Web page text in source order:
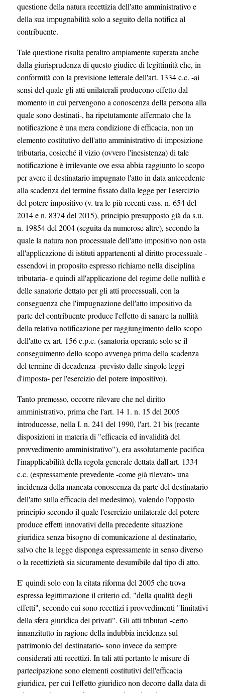
questione della natura recettizia dell'atto amministrativo e
della sua impugnabilità solo a seguito della notifica al
contribuente.
Tale questione risulta peraltro ampiamente superata anche
dalla giurisprudenza di questo giudice di legittimità che, in
conformità con la previsione letterale dell'art. 1334 c.c. -ai
sensi del quale gli atti unilaterali producono effetto dal
momento in cui pervengono a conoscenza della persona alla
quale sono destinati-, ha ripetutamente affermato che la
notificazione è una mera condizione di efficacia, non un
elemento costitutivo dell'atto amministrativo di imposizione
tributaria, cosicché il vizio (ovvero l'inesistenza) di tale
notificazione è irrilevante ove essa abbia raggiunto lo scopo
per avere il destinatario impugnato l'atto in data antecedente
alla scadenza del termine fissato dalla legge per l'esercizio
del potere impositivo (v. tra le più recenti cass. n. 654 del
2014 e n. 8374 del 2015), principio presupposto già da s.u.
n. 19854 del 2004 (seguita da numerose altre), secondo la
quale la natura non processuale dell'atto impositivo non osta
all'applicazione di istituti appartenenti al diritto processuale -
essendovi in proposito espresso richiamo nella disciplina
tributaria- e quindi all'applicazione del regime delle nullità e
delle sanatorie dettato per gli atti processuali, con la
conseguenza che l'impugnazione dell'atto impositivo da
parte del contribuente produce l'effetto di sanare la nullità
della relativa notificazione per raggiungimento dello scopo
dell'atto ex art. 156 c.p.c. (sanatoria operante solo se il
conseguimento dello scopo avvenga prima della scadenza
del termine di decadenza -previsto dalle singole leggi
d'imposta- per l'esercizio del potere impositivo).
Tanto premesso, occorre rilevare che nel diritto
amministrativo, prima che l'art. 14 1. n. 15 del 2005
introducesse, nella I. n. 241 del 1990, l'art. 21 bis (recante
disposizioni in materia di "efficacia ed invalidità del
provvedimento amministrativo"), era assolutamente pacifica
l'inapplicabilità della regola generale dettata dall'art. 1334
c.c. (espressamente prevedente -come già rilevato- una
incidenza della mancata conoscenza da parte del destinatario
dell'atto sulla efficacia del medesimo), valendo l'opposto
principio secondo il quale l'esercizio unilaterale del potere
produce effetti innovativi della precedente situazione
giuridica senza bisogno di comunicazione al destinatario,
salvo che la legge disponga espressamente in senso diverso
o la recettizietà sia sicuramente desumibile dal tipo di atto.
E' quindi solo con la citata riforma del 2005 che trova
espressa legittimazione il criterio cd. "della qualità degli
effetti", secondo cui sono recettizi i provvedimenti "limitativi
della sfera giuridica dei privati". Gli atti tributari -certo
innanzitutto in ragione della indubbia incidenza sul
patrimonio del destinatario- sono invece da sempre
considerati atti recettizi. In tali atti pertanto le misure di
partecipazione sono elementi costitutivi dell'efficacia
giuridica, per cui l'effetto giuridico non decorre dalla data di